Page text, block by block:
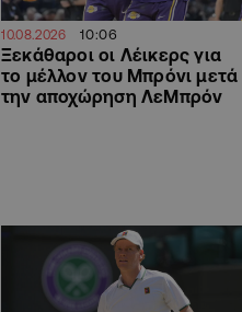
10.08.2026 10:06
Ξεκάθαροι οι Λέικερς για
το μέλλον του Μπρόνι μετά
την αποχώρηση ΛεΜπρόν